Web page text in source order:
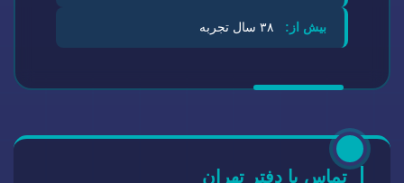
بیش از:
تماس با دفتر تهران